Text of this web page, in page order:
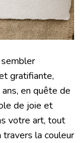
gratifiante,
en quête de
de joie et
votre art, tout
travers la couleur